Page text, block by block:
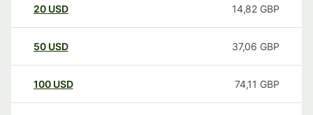
20 USD 14,82 GBP
50 USD 37,06 GBP
100 USD 74,11 GBP